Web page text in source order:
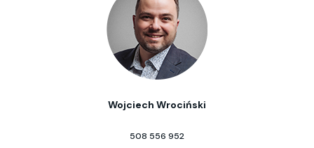
Wojciech Wrociński
508 556 952